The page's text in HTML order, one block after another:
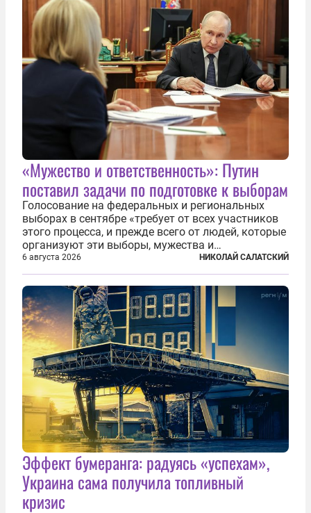
«Мужество и ответственность»: Путин
поставил задачи по подготовке к выборам
Голосование на федеральных и региональных
выборах в сентябре «требует от всех участников
этого процесса, и прежде всего от людей, которые
организуют эти выборы, мужества и
ответственного отношения к формированию
власти», — подчеркнул президент Владимир Путин
на состоявшейся 5 августа в Кремле...
6 августа 2026 НИКОЛАЙ САЛАТСКИЙ
Эффект бумеранга: радуясь «успехам»,
Украина сама получила топливный
кризис